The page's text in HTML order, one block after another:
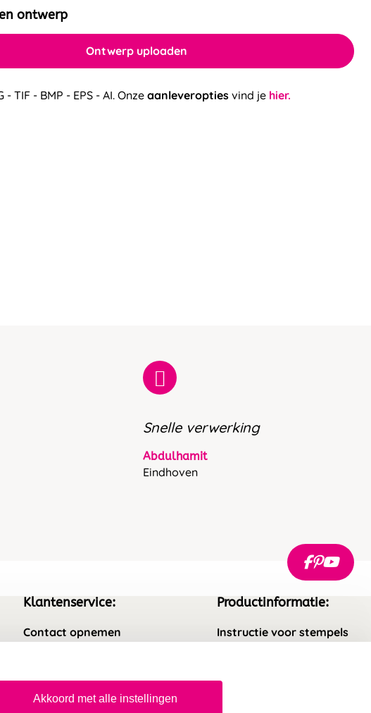
ontwerp
Ontwerp uploaden
- TIF - BMP - EPS - AI. Onzeaanleveropties vind je hier.
Snelle verwerking
Abdulhamit
Eindhoven
Klantenservice:
Contact opnemen
Retourneren
Productinformatie:
Instructie voor stempels
Safety Sheets
Akkoord met alle instellingen